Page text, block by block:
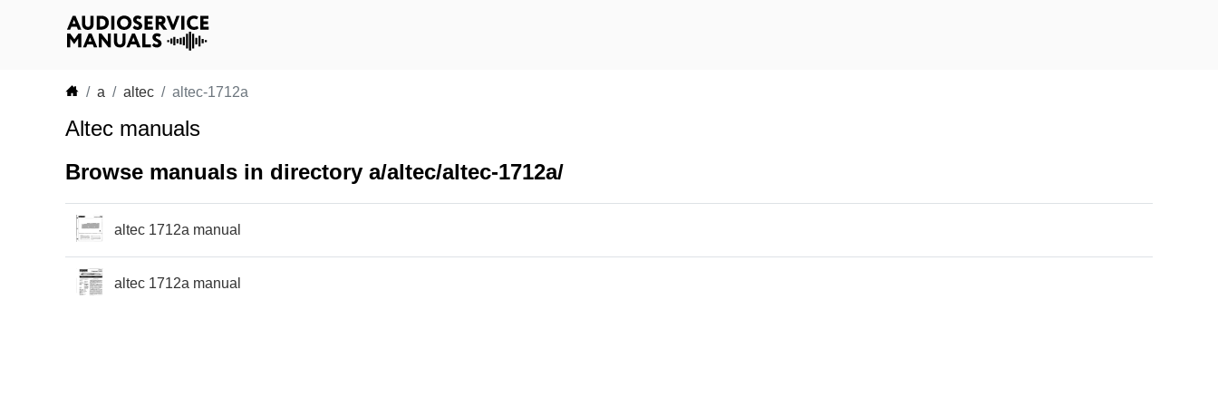
a altec altec-1712a
Altec manuals
Browse manuals in directory a/altec/altec-1712a/
altec 1712a manual
altec 1712a manual